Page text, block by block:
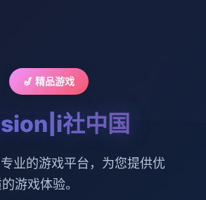
🎷 精品游戏
社中国
业的游戏平台，为您提供优
游戏体验。